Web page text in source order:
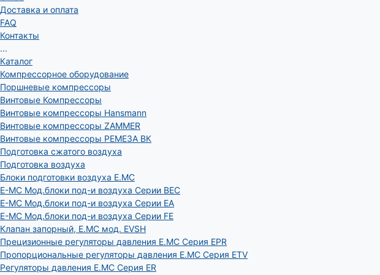
Доставка и оплата
FAQ
Контакты
...
Каталог
Компрессорное оборудование
Поршневые компрессоры
Винтовые Компрессоры
Винтовые компрессоры Hansmann
Винтовые компрессоры ZAMMER
Винтовые компрессоры РЕМЕЗА ВК
Подготовка сжатого воздуха
Подготовка воздуха
Блоки подготовки воздуха E.MC
E-MC Мод.блоки под-и воздуха Серии BEC
E-MC Мод.блоки под-и воздуха Серии EA
E-MC Мод.блоки под-и воздуха Серии FE
Клапан запорный, E.MC мод. EVSH
Прецизионные регуляторы давления E.MC Серия EPR
Пропорциональные регуляторы давления E.MC Серия ETV
Регуляторы давления E.MC Серия ER